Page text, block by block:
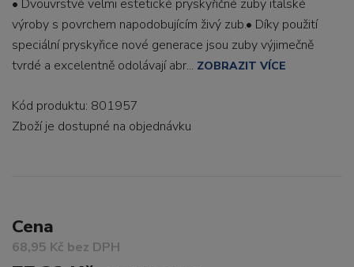
• Dvouvrstvé velmi estetické pryskyřičné zuby italské
výroby s povrchem napodobujícím živý zub.• Díky použití
speciální pryskyřice nové generace jsou zuby výjimečně
tvrdé a excelentně odolávají abr... ZOBRAZIT VÍCE
Kód produktu: 801957
Zboží je dostupné na objednávku
Cena
68,95 Kč bez DPH